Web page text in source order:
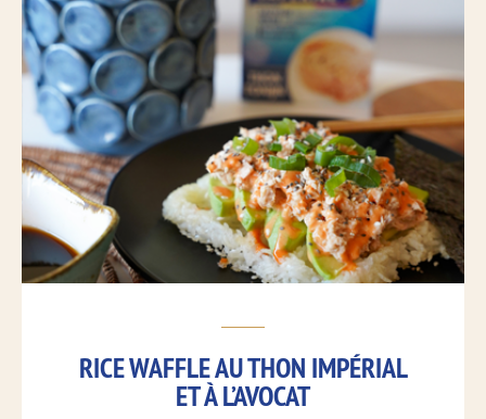
RICE WAFFLE AU THON IMPÉRIAL
ET À L’AVOCAT